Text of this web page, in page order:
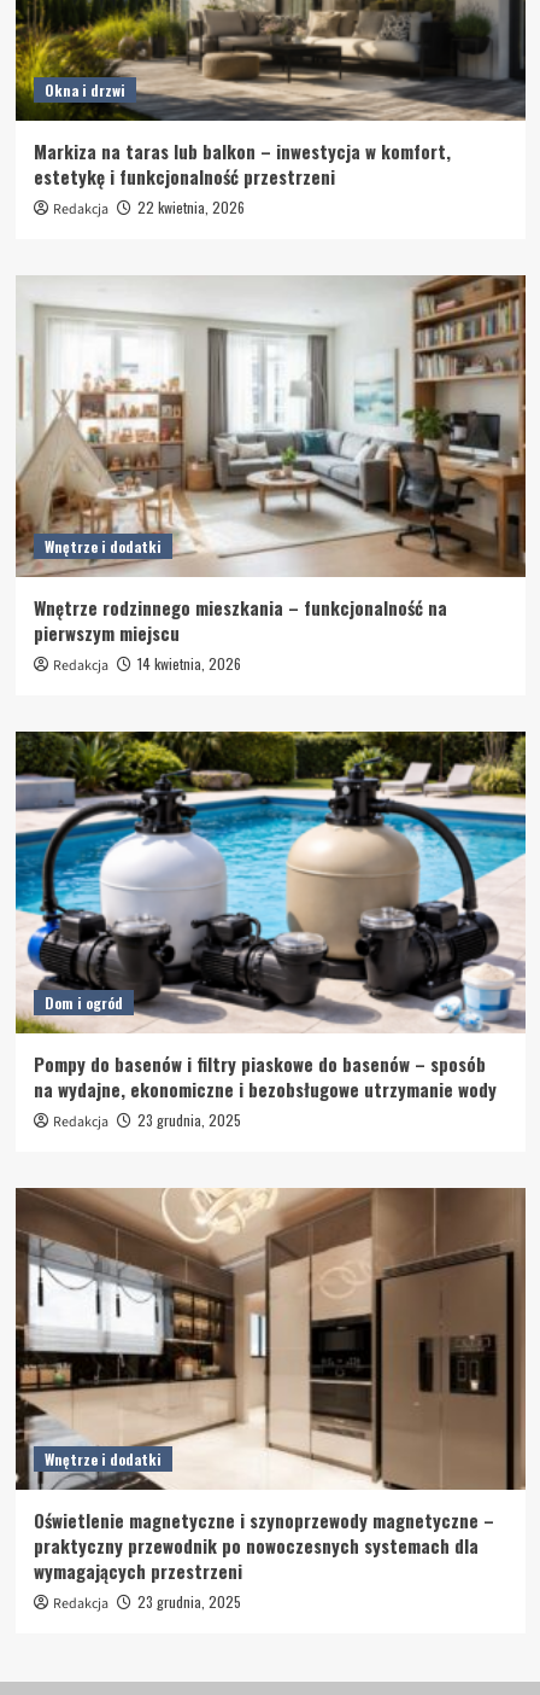
Okna i drzwi
Markiza na taras lub balkon – inwestycja w komfort,
estetykę i funkcjonalność przestrzeni
Redakcja 22 kwietnia, 2026
Wnętrze i dodatki
Wnętrze rodzinnego mieszkania – funkcjonalność na
pierwszym miejscu
Redakcja 14 kwietnia, 2026
Dom i ogród
Pompy do basenów i filtry piaskowe do basenów – sposób
na wydajne, ekonomiczne i bezobsługowe utrzymanie wody
Redakcja 23 grudnia, 2025
Wnętrze i dodatki
Oświetlenie magnetyczne i szynoprzewody magnetyczne –
praktyczny przewodnik po nowoczesnych systemach dla
wymagających przestrzeni
Redakcja 23 grudnia, 2025